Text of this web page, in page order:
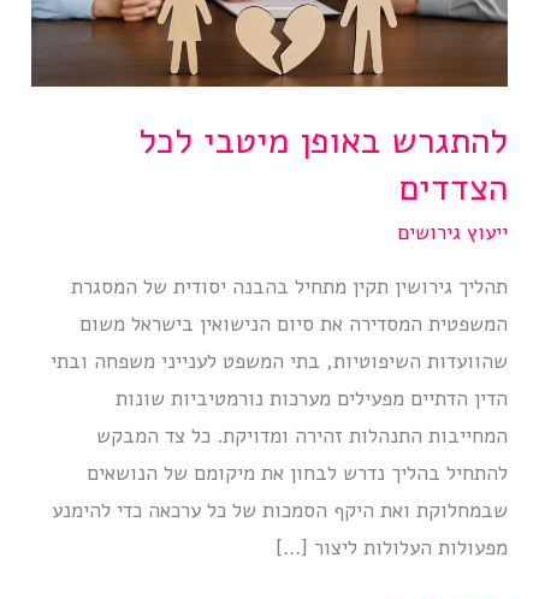
להתגרש באופן מיטבי לכל
הצדדים
ייעוץ גירושים
תהליך גירושין תקין מתחיל בהבנה יסודית של המסגרת
המשפטית המסדירה את סיום הנישואין בישראל משום
שהוועדות השיפוטיות, בתי המשפט לענייני משפחה ובתי
הדין הדתיים מפעילים מערכות נורמטיביות שונות
המחייבות התנהלות זהירה ומדויקת. כל צד המבקש
להתחיל בהליך נדרש לבחון את מיקומם של הנושאים
שבמחלוקת ואת היקף הסמכות של כל ערכאה כדי להימנע
מפעולות העלולות ליצור […]